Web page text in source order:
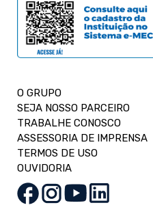
O GRUPO
SEJA NOSSO PARCEIRO
TRABALHE CONOSCO
ASSESSORIA DE IMPRENSA
TERMOS DE USO
OUVIDORIA